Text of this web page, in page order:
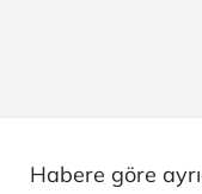
Habere göre